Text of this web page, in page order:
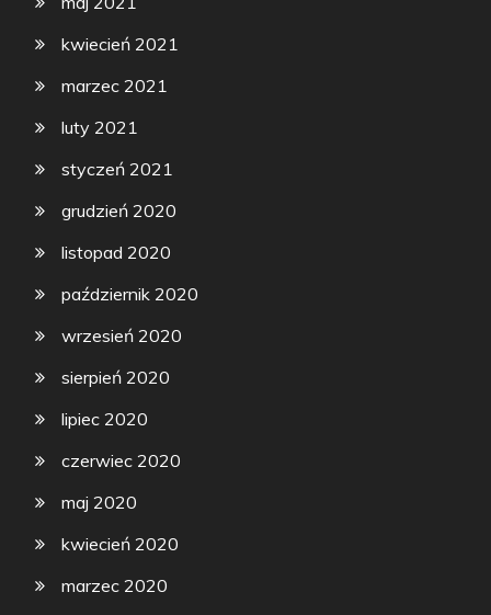
kwiecień 2021
marzec 2021
luty 2021
styczeń 2021
grudzień 2020
listopad 2020
październik 2020
wrzesień 2020
sierpień 2020
lipiec 2020
czerwiec 2020
maj 2020
kwiecień 2020
marzec 2020